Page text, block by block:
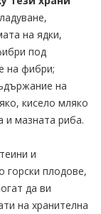
на ядки,
под
на фибри;
на
кисело мляко
и мазната риба.
и
горски плодове,
да ви
на хранителна